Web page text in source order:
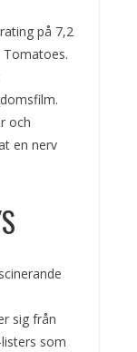
på 7,2
Tomatoes.
och
en nerv
sig från
som